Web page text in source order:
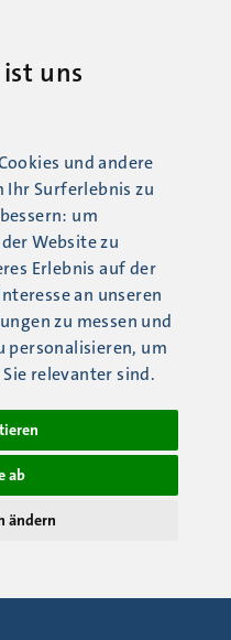
uns
und andere
Ihr Surferlebnis zu
um
Website zu
Erlebnis auf der
an unseren
zu messen und
, um
relevanter sind.
ab
ändern